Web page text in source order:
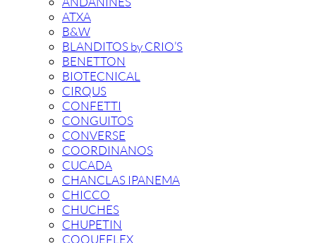
ATXA
B&W
BLANDITOS by CRIO’S
BENETTON
BIOTECNICAL
CIRQUS
CONFETTI
CONGUITOS
CONVERSE
COORDINANOS
CUCADA
CHANCLAS IPANEMA
CHICCO
CHUCHES
CHUPETIN
COQUEFLEX